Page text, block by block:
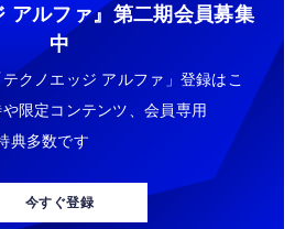
アルファ』 第二期会員募集
中
クノエッジ アルファ」登録はこ
限定コンテンツ、会員専用
典多数です
今すぐ登録